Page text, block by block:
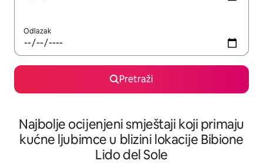
Odlazak
Pretraži
Najbolje ocijenjeni smještaji koji primaju
kućne ljubimce u blizini lokacije Bibione
Lido del Sole